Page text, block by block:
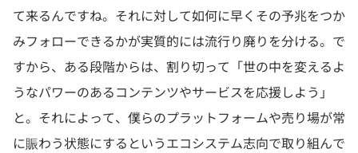
て来るんですね。それに対して如何に早くその予兆をつか
みフォローできるかが実質的には流行り廃りを分ける。で
すから、ある段階からは、割り切って「世の中を変えるよ
うなパワーのあるコンテンツやサービスを応援しよう」
と。それによって、僕らのプラットフォームや売り場が常
に賑わう状態にするというエコシステム志向で取り組んで